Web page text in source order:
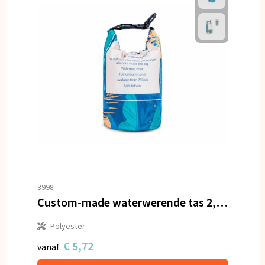
3998
Custom-made waterwerende tas 2,5L IPX6
Polyester
vanaf € 5,72